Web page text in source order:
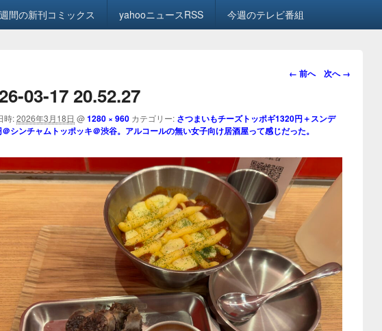
間の新刊コミックス yahooニュースRSS 今週のテレビ番組
画
ビ
ゲ
シ
ョ
ン
← 前へ 次へ →
03-17 20.52.27
時:2026年3月18日 @1280 × 960 カテゴリー: さつまいもチーズトッポギ1320円＋スンデ
シンチャムトッポッキ＠渋谷。アルコールの無い女子向け居酒屋って感じだった。